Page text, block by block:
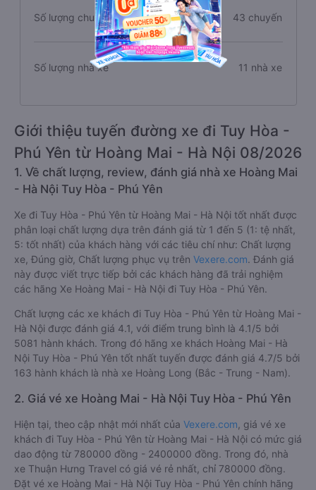
Số lượng chuyến xe 43 chuyến
Số lượng nhà xe 11 nhà xe
Giới thiệu tuyến đường xe đi Tuy Hòa -
Phú Yên từ Hoàng Mai - Hà Nội 08/2026
1. Về chất lượng, review, đánh giá nhà xe Hoàng Mai
- Hà Nội Tuy Hòa - Phú Yên
Xe đi Tuy Hòa - Phú Yên từ Hoàng Mai - Hà Nội tốt nhất được
phân loại chất lượng dựa trên đánh giá từ 1 đến 5 (1: tệ nhất,
5: tốt nhất) của khách hàng với các tiêu chí như: Chất lượng
xe, Đúng giờ, Chất lượng phục vụ trên Vexere.com. Đánh giá
này được viết trực tiếp bởi các khách hàng đã trải nghiệm
các hãng Xe Hoàng Mai - Hà Nội đi Tuy Hòa - Phú Yên.
Chất lượng các xe khách đi Tuy Hòa - Phú Yên từ Hoàng Mai -
Hà Nội được đánh giá 4.1, với điểm trung bình là 4.1/5 bởi
5081 hành khách. Trong đó hãng xe khách Hoàng Mai - Hà
Nội Tuy Hòa - Phú Yên tốt nhất tuyến được đánh giá 4.7/5 bởi
163 hành khách là nhà xe Hoàng Long (Bắc - Trung - Nam).
2. Giá vé xe Hoàng Mai - Hà Nội Tuy Hòa - Phú Yên
Hiện tại, theo cập nhật mới nhất của Vexere.com , giá vé xe
khách đi Tuy Hòa - Phú Yên từ Hoàng Mai - Hà Nội có mức giá
dao động từ 780000 đồng - 2400000 đồng. Trong đó, nhà
xe Thuận Hưng Travel có giá vé rẻ nhất, chỉ 780000 đồng.
Đặt vé xe Hoàng Mai - Hà Nội Tuy Hòa - Phú Yên chính hãng